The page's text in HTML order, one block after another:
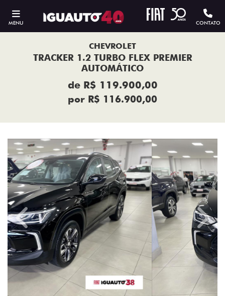
MENU CONTATO
CHEVROLET
TRACKER 1.2 TURBO FLEX PREMIER
AUTOMÁTICO
de R$ 119.900,00
por R$ 116.900,00
Previous Next